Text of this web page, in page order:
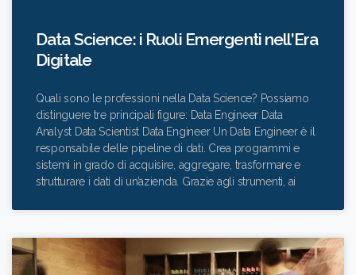
Data Science: i Ruoli Emergenti nell’Era
Digitale
Quali sono le professioni nella Data Science? Possiamo
distinguere tre principali figure: Data Engineer Data
Analyst Data Scientist Data Engineer Un Data Engineer è il
responsabile delle pipeline di dati. Crea programmi e
sistemi in grado di acquisire, aggregare, trasformare e
strutturare i dati di un’azienda. Grazie agli strumenti, ai